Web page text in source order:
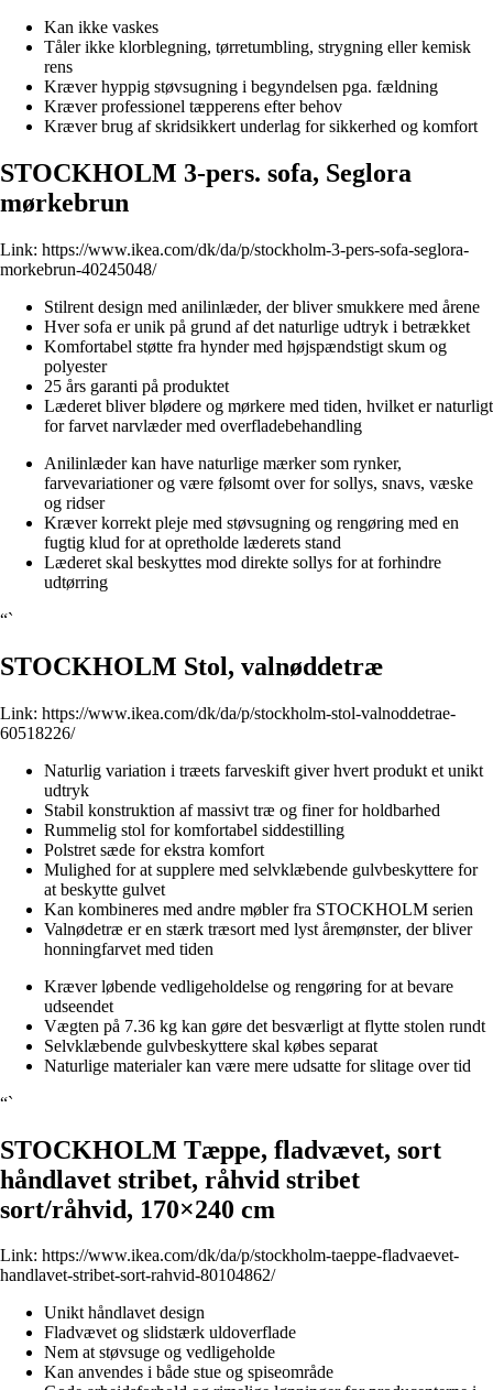
Kan ikke vaskes
Tåler ikke klorblegning, tørretumbling, strygning eller kemisk
rens
Kræver hyppig støvsugning i begyndelsen pga. fældning
Kræver professionel tæpperens efter behov
Kræver brug af skridsikkert underlag for sikkerhed og komfort
STOCKHOLM 3-pers. sofa, Seglora
mørkebrun
Link: https://www.ikea.com/dk/da/p/stockholm-3-pers-sofa-seglora-
morkebrun-40245048/
Stilrent design med anilinlæder, der bliver smukkere med årene
Hver sofa er unik på grund af det naturlige udtryk i betrækket
Komfortabel støtte fra hynder med højspændstigt skum og
polyester
25 års garanti på produktet
Læderet bliver blødere og mørkere med tiden, hvilket er naturligt
for farvet narvlæder med overfladebehandling
Anilinlæder kan have naturlige mærker som rynker,
farvevariationer og være følsomt over for sollys, snavs, væske
og ridser
Kræver korrekt pleje med støvsugning og rengøring med en
fugtig klud for at opretholde læderets stand
Læderet skal beskyttes mod direkte sollys for at forhindre
udtørring
“`
STOCKHOLM Stol, valnøddetræ
Link: https://www.ikea.com/dk/da/p/stockholm-stol-valnoddetrae-
60518226/
Naturlig variation i træets farveskift giver hvert produkt et unikt
udtryk
Stabil konstruktion af massivt træ og finer for holdbarhed
Rummelig stol for komfortabel siddestilling
Polstret sæde for ekstra komfort
Mulighed for at supplere med selvklæbende gulvbeskyttere for
at beskytte gulvet
Kan kombineres med andre møbler fra STOCKHOLM serien
Valnødetræ er en stærk træsort med lyst åremønster, der bliver
honningfarvet med tiden
Kræver løbende vedligeholdelse og rengøring for at bevare
udseendet
Vægten på 7.36 kg kan gøre det besværligt at flytte stolen rundt
Selvklæbende gulvbeskyttere skal købes separat
Naturlige materialer kan være mere udsatte for slitage over tid
“`
STOCKHOLM Tæppe, fladvævet, sort
håndlavet stribet, råhvid stribet
sort/råhvid, 170×240 cm
Link: https://www.ikea.com/dk/da/p/stockholm-taeppe-fladvaevet-
handlavet-stribet-sort-rahvid-80104862/
Unikt håndlavet design
Fladvævet og slidstærk uldoverflade
Nem at støvsuge og vedligeholde
Kan anvendes i både stue og spiseområde